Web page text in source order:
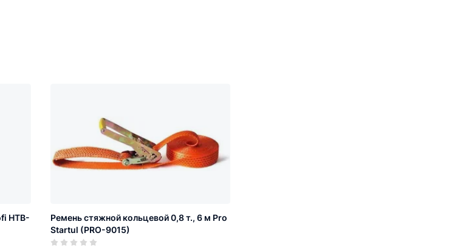
HTB-
Ремень стяжной кольцевой 0,8 т., 6 м Pro
Startul (PRO-9015)